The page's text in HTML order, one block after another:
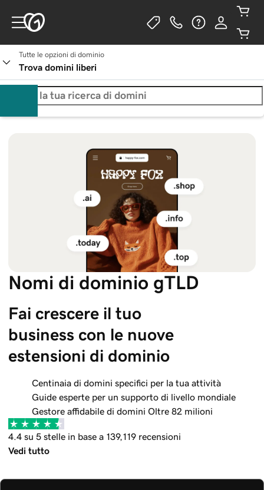
Tutte le opzioni di dominio
Trova domini liberi
Nomi di dominio gTLD
Fai crescere il tuo
business con le nuove
estensioni di dominio
Centinaia di domini specifici per la tua attività
Guide esperte per un supporto di livello mondiale
Gestore affidabile di domini Oltre 82 milioni
4.4 su 5 stelle in base a 139,119 recensioni
Vedi tutto